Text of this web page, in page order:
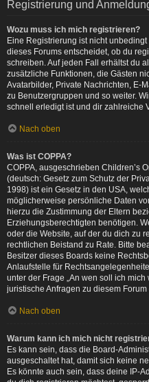
Registrierung und
Wozu muss ich mich registrieren?
Eine Registrierung ist nicht
dieses Forums entscheidet, ob du
schreiben. Auf jeden Fall erhältst du
zusätzliche Funktionen, die Gästen
Avatarbilder, Private Nachrichten, E-
zu Benutzergruppen und so weiter.
schnell erledigt ist und dir zahlreiche
Nach oben
Was ist COPPA?
COPPA, ausgeschrieben Children’s
(deutsch: Gesetz zum Schutz der
1998) ist ein Gesetz in den USA,
möglicherweise persönliche Daten
hierzu die Zustimmung der Eltern
Erziehungsberechtigten benötigen.
oder die Website, auf der du dich zu
rechtlichen Beistand zu Rate. Bitte
Besitzer dieses Boards keine
Anlaufstelle für
unter der Frage „An wen soll ich
juristische Anfragen zu diesem
Nach oben
Warum kann ich mich nicht
Es kann sein, dass die Board-
ausgeschaltet hat, damit sich keine
Es könnte auch sein, dass deine IP-